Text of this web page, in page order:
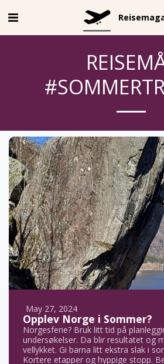
May 27, 2024
Opplev Norge i Sommer?
Norgesferie? Bruk litt tid på
undersøkelser. Da blir resultatet og
vellykket. Gi barna litt ekstra slak i
Kortere etapper og hyppige stopp.